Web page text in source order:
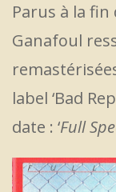
Parus à la fin
Ganafoul
label ‘Bad
date : ‘Full